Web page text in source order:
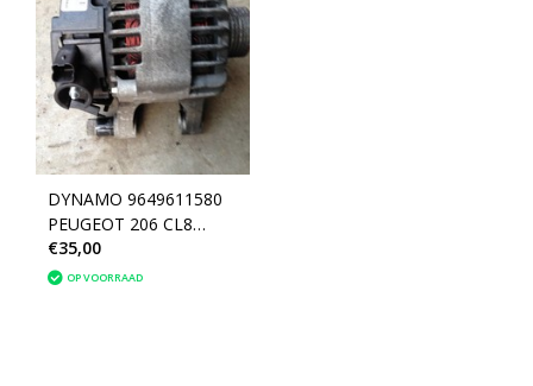
DYNAMO 9649611580
PEUGEOT 206 CL8
(5705AZ) Denso
€35,00
OP VOORRAAD